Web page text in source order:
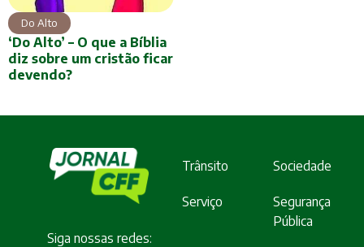
Do Alto
‘Do Alto’ – O que a Bíblia
diz sobre um cristão ficar
devendo?
Siga nossas redes:
Trânsito Sociedade
Serviço
Segurança
Pública